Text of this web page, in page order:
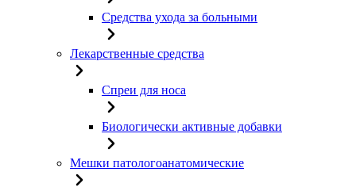
Средства ухода за больными
Лекарственные средства
Спреи для носа
Биологически активные добавки
Мешки патологоанатомические